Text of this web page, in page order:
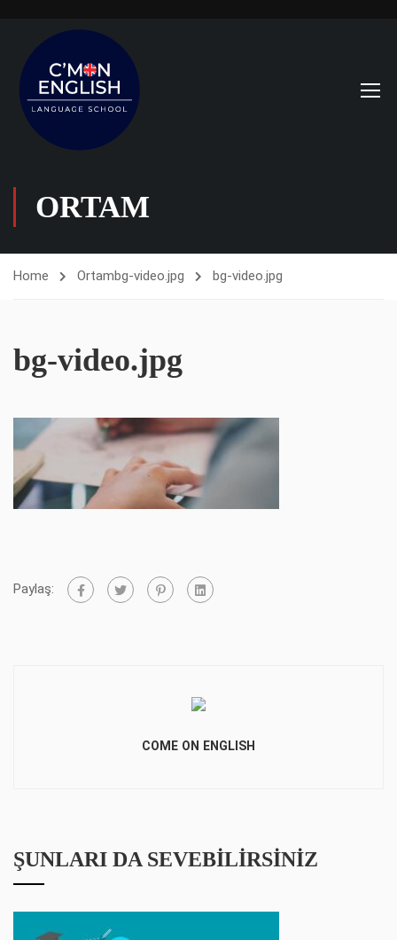
ORTAM
Home Ortambg-video.jpg bg-video.jpg
bg-video.jpg
Paylaş:
COME ON ENGLISH
ŞUNLARI DA SEVEBILIRSINIZ